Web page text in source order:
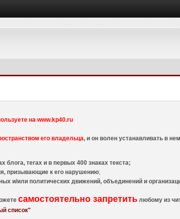
на www.kp40.ru
его владельца, и он волен устанавливать в
тегах и в первых 400 знаках текста;
призывающие к его нарушению;
и/или политических движений, объединений и
самостоятельно запретить любому из
список"